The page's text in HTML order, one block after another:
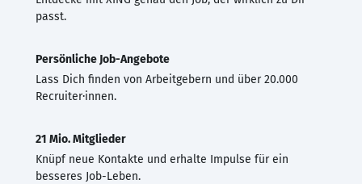
passt.
Persönliche Job-Angebote
Lass Dich finden von Arbeitgebern und über 20.000
Recruiter·innen.
21 Mio. Mitglieder
Knüpf neue Kontakte und erhalte Impulse für ein
besseres Job-Leben.